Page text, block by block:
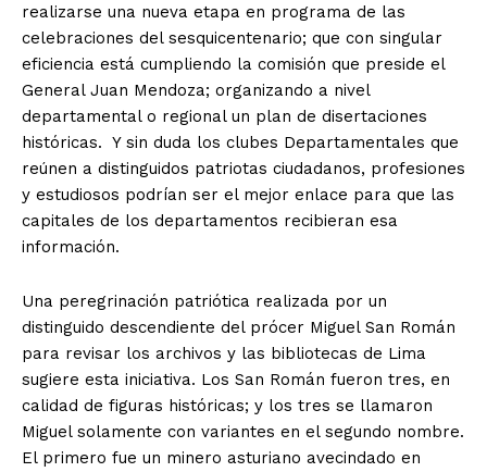
realizarse una nueva etapa en programa de las
celebraciones del sesquicentenario; que con singular
eficiencia está cumpliendo la comisión que preside el
General Juan Mendoza; organizando a nivel
departamental o regional un plan de disertaciones
históricas. Y sin duda los clubes Departamentales que
reúnen a distinguidos patriotas ciudadanos, profesiones
y estudiosos podrían ser el mejor enlace para que las
capitales de los departamentos recibieran esa
información.
Una peregrinación patriótica realizada por un
distinguido descendiente del prócer Miguel San Román
para revisar los archivos y las bibliotecas de Lima
sugiere esta iniciativa. Los San Román fueron tres, en
calidad de figuras históricas; y los tres se llamaron
Miguel solamente con variantes en el segundo nombre.
El primero fue un minero asturiano avecindado en